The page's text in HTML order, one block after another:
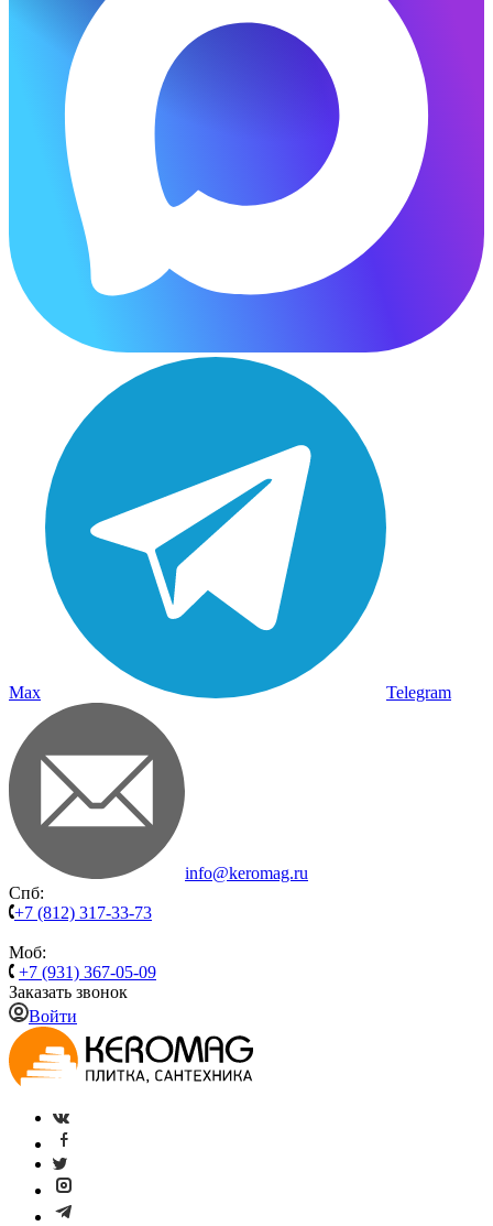
Max Telegram
info@keromag.ru
Спб:
+7 (812) 317-33-73
Моб:
+7 (931) 367-05-09
Заказать звонок
Войти